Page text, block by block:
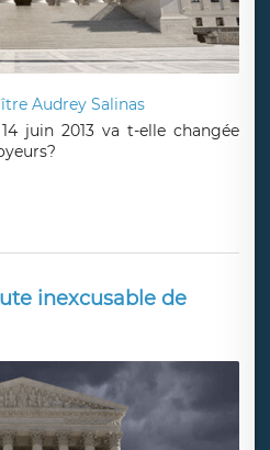
Audrey Salinas
juin 2013 va t-elle changée
inexcusable de